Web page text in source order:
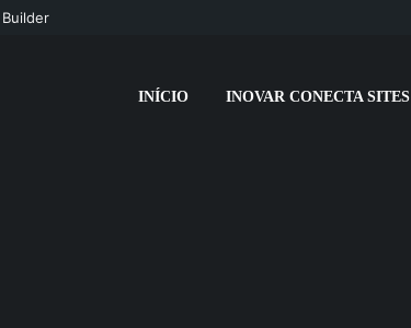
INÍCIO INOVAR CONECTA SITES